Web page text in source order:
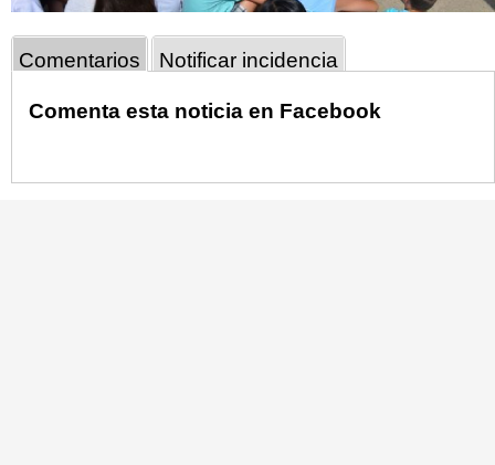
Comentarios Notificar incidencia
Comenta esta noticia en Facebook